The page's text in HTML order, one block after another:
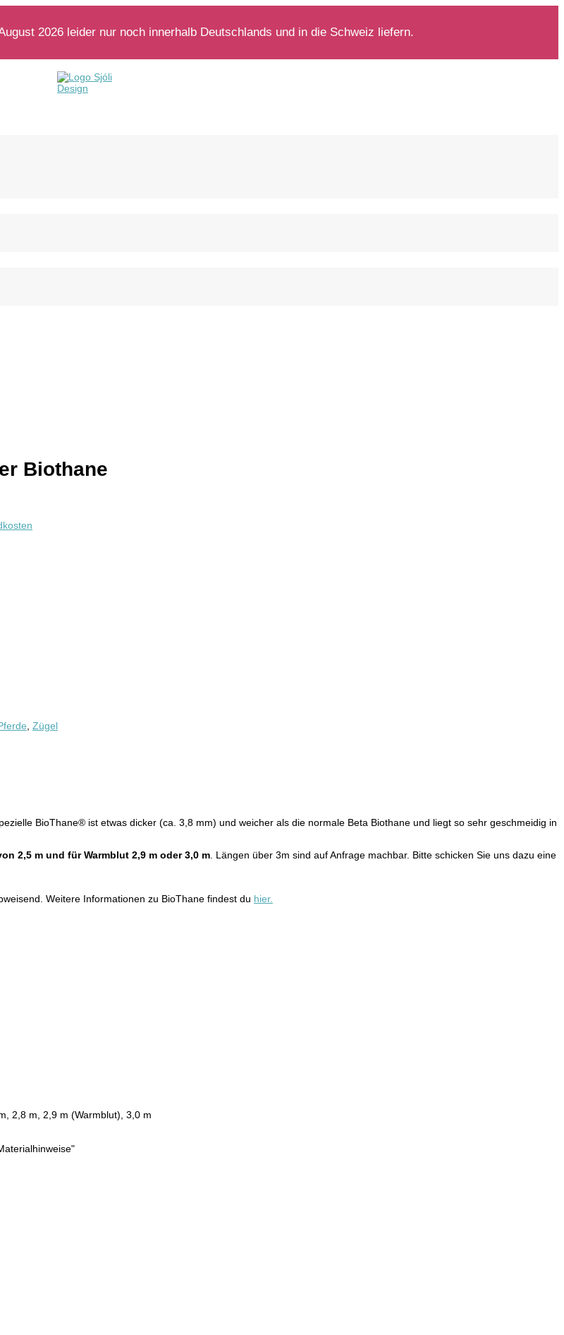
2026 leider nur noch innerhalb Deutschlands und in die Schweiz liefern.
Biothane
Zügel
BioThane® ist etwas dicker (ca. 3,8 mm) und weicher als die normale Beta Biothane und liegt so sehr geschmeidig in
2,5 m und für Warmblut 2,9 m oder 3,0 m . Längen über 3m sind auf Anfrage machbar. Bitte schicken Sie uns dazu eine
Weitere Informationen zu BioThane findest du hier.
2,8 m, 2,9 m (Warmblut), 3,0 m